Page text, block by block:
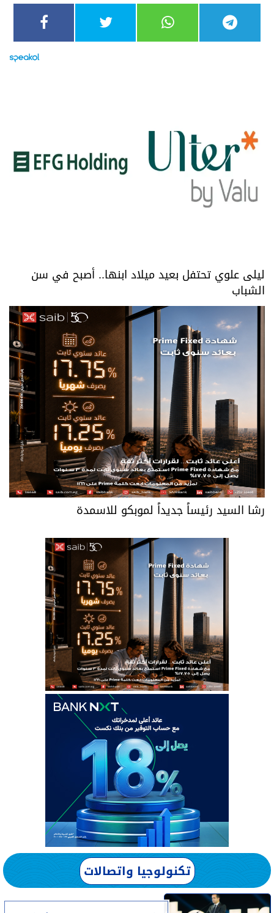
ليلى علوي تحتفل بعيد ميلاد ابنها.. أصبح في سن
الشباب
رشا السيد رئيساً جديداً لموبكو للاسمدة
تكنولوجيا واتصالات